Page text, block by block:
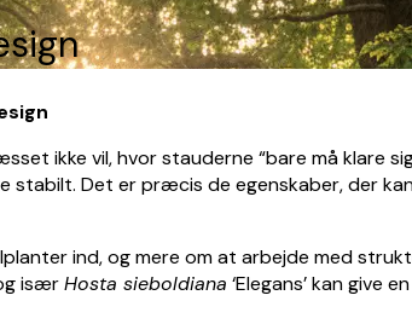
ikke vil, hvor stauderne “bare må klare
stabilt. Det er præcis de egenskaber, der
ind, og mere om at arbejde med
isærHosta sieboldiana ‘Elegans’ kan